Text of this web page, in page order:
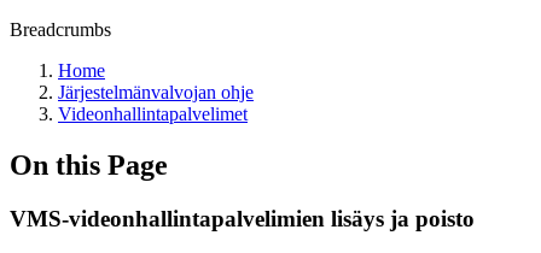
Breadcrumbs
Home
Järjestelmänvalvojan ohje
Videonhallintapalvelimet
On this Page
VMS-videonhallintapalvelimien lisäys ja poisto